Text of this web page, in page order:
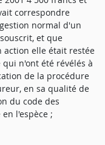
correspondre
normal d'un
et que
action elle était restée
n'ont été révélés à
de la procédure
en sa qualité de
du code des
l'espèce ;